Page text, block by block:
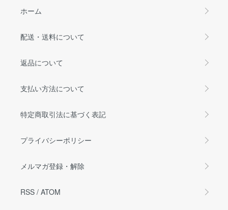
ホーム
配送・送料について
返品について
支払い方法について
特定商取引法に基づく表記
プライバシーポリシー
メルマガ登録・解除
RSS / ATOM